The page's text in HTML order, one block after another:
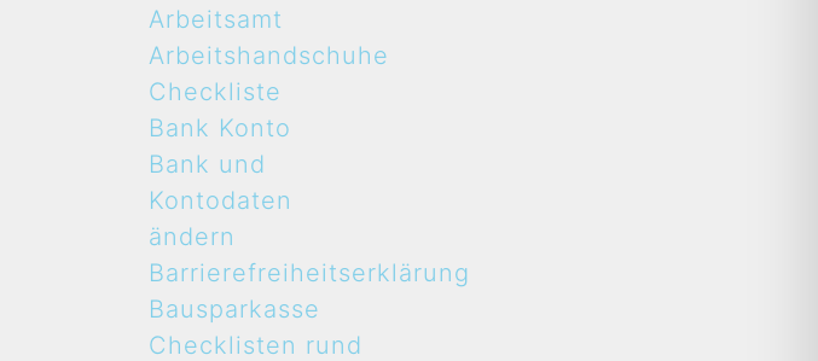
Arbeitsamt
Arbeitshandschuhe
Checkliste
Bank Konto
Bank und
Kontodaten
ändern
Barrierefreiheitserklärung
Bausparkasse
Checklisten rund